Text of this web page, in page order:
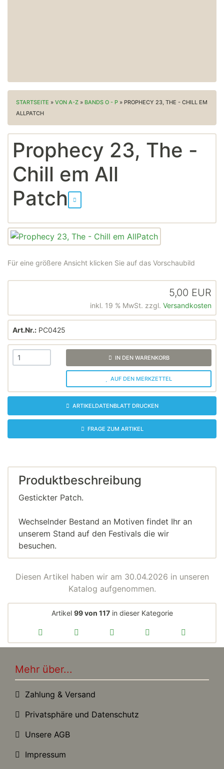
STARTSEITE » VON A-Z » BANDS O - P » PROPHECY 23, THE - CHILL EM
ALLPATCH
Prophecy 23, The -
Chill em All
Patch
Für eine größere Ansicht klicken Sie auf das Vorschaubild
5,00 EUR
inkl. 19 % MwSt. zzgl. Versandkosten
Art.Nr.: PC0425
IN DEN WARENKORB
AUF DEN MERKZETTEL
ARTIKELDATENBLATT DRUCKEN
FRAGE ZUM ARTIKEL
Produktbeschreibung
Gestickter Patch.
Wechselnder Bestand an Motiven findet Ihr an
unserem Stand auf den Festivals die wir
besuchen.
Diesen Artikel haben wir am 30.04.2026 in unseren
Katalog aufgenommen.
Artikel 99 von 117in dieser Kategorie
Mehr über...
Zahlung & Versand
Privatsphäre und Datenschutz
Unsere AGB
Impressum